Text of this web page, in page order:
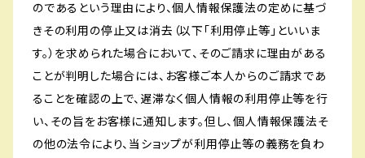
のであるという理由により、個人情報保護法の定めに基づ
きその利用の停止又は消去（以下「利用停止等」といいま
す。）を求められた場合において、そのご請求に理由がある
ことが判明した場合には、お客様ご本人からのご請求であ
ることを確認の上で、遅滞なく個人情報の利用停止等を行
い、その旨をお客様に通知します。但し、個人情報保護法そ
の他の法令により、当ショップが利用停止等の義務を負わ